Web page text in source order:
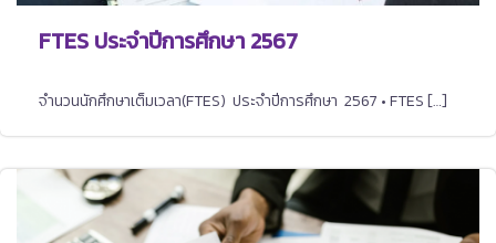
FTES ประจำปีการศึกษา 2567
จำนวนนักศึกษาเต็มเวลา(FTES) ประจำปีการศึกษา 2567 • FTES […]